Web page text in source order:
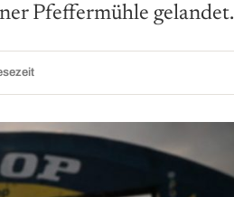
Pfeffermühle gelandet.